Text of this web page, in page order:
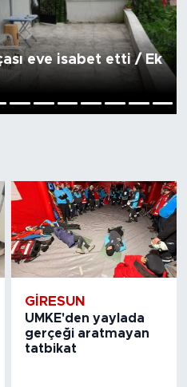
eve isabet etti / Ek
GIRESUN
UMKE'den yaylada
gerçeği aratmayan
tatbikat